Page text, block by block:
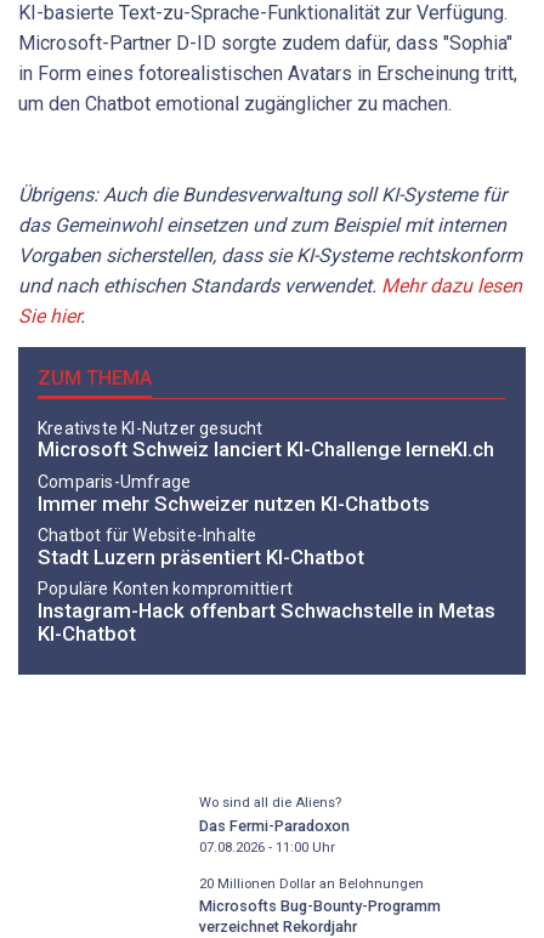
KI-basierte Text-zu-Sprache-Funktionalität zur Verfügung.
Microsoft-Partner D-ID sorgte zudem dafür, dass "Sophia"
in Form eines fotorealistischen Avatars in Erscheinung tritt,
um den Chatbot emotional zugänglicher zu machen.
Übrigens: Auch die Bundesverwaltung soll KI-Systeme für
das Gemeinwohl einsetzen und zum Beispiel mit internen
Vorgaben sicherstellen, dass sie KI-Systeme rechtskonform
und nach ethischen Standards verwendet. Mehr dazu lesen
Sie hier.
ZUM THEMA
Kreativste KI-Nutzer gesucht
Microsoft Schweiz lanciert KI-Challenge lerneKI.ch
Comparis-Umfrage
Immer mehr Schweizer nutzen KI-Chatbots
Chatbot für Website-Inhalte
Stadt Luzern präsentiert KI-Chatbot
Populäre Konten kompromittiert
Instagram-Hack offenbart Schwachstelle in Metas
KI-Chatbot
Wo sind all die Aliens?
Das Fermi-Paradoxon
07.08.2026 - 11:00Uhr
20 Millionen Dollar an Belohnungen
Microsofts Bug-Bounty-Programm
verzeichnet Rekordjahr